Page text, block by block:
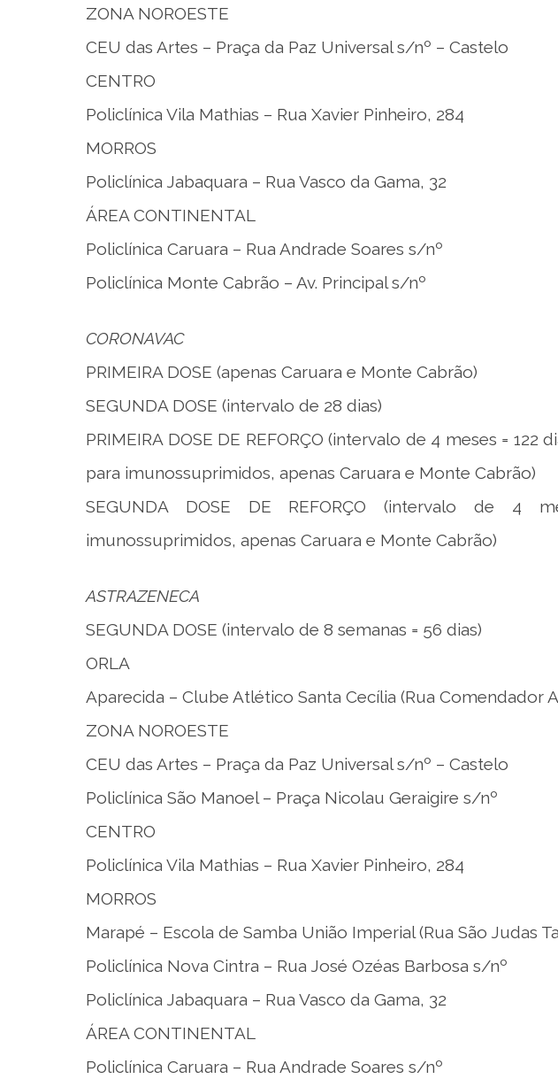
ZONA NOROESTE
CEU das Artes – Praça da Paz Universal s/nº – Castelo
CENTRO
Policlínica Vila Mathias – Rua Xavier Pinheiro, 284
MORROS
Policlínica Jabaquara – Rua Vasco da Gama, 32
ÁREA CONTINENTAL
Policlínica Caruara – Rua Andrade Soares s/nº
Policlínica Monte Cabrão – Av. Principal s/nº
CORONAVAC
PRIMEIRA DOSE (apenas Caruara e Monte Cabrão)
SEGUNDA DOSE (intervalo de 28 dias)
PRIMEIRA DOSE DE REFORÇO (intervalo de 4 meses = 122
para imunossuprimidos, apenas Caruara e Monte Cabrão)
SEGUNDA DOSE DE REFORÇO (intervalo de 4
imunossuprimidos, apenas Caruara e Monte Cabrão)
ASTRAZENECA
SEGUNDA DOSE (intervalo de 8 semanas = 56 dias)
ORLA
Aparecida – Clube Atlético Santa Cecília (Rua Comendador
ZONA NOROESTE
CEU das Artes – Praça da Paz Universal s/nº – Castelo
Policlínica São Manoel – Praça Nicolau Geraigire s/nº
CENTRO
Policlínica Vila Mathias – Rua Xavier Pinheiro, 284
MORROS
Marapé – Escola de Samba União Imperial (Rua São Judas
Policlínica Nova Cintra – Rua José Ozéas Barbosa s/nº
Policlínica Jabaquara – Rua Vasco da Gama, 32
ÁREA CONTINENTAL
Policlínica Caruara – Rua Andrade Soares s/nº